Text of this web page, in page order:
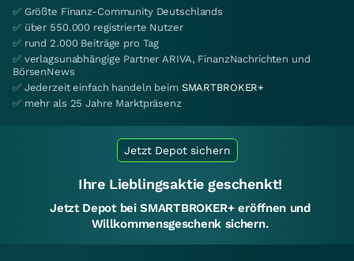
✅ Größte Finanz-Community Deutschlands
✅ über 550.000 registrierte Nutzer
✅ rund 2.000 Beiträge pro Tag
✅ verlagsunabhängige Partner ARIVA, FinanzNachrichten und
BörsenNews
✅ Jederzeit einfach handeln beim SMARTBROKER+
✅ mehr als 25 Jahre Marktpräsenz
Jetzt Depot sichern
Ihre Lieblingsaktie geschenkt!
Jetzt Depot bei SMARTBROKER+ eröffnen und
Willkommensgeschenk sichern.